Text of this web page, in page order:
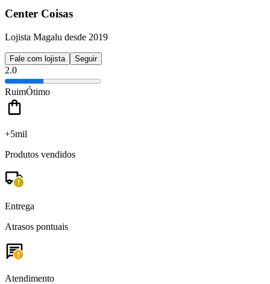
Center Coisas
Lojista Magalu desde 2019
Fale com lojista Seguir
2.0
RuimÓtimo
+5mil
Produtos vendidos
Entrega
Atrasos pontuais
Atendimento